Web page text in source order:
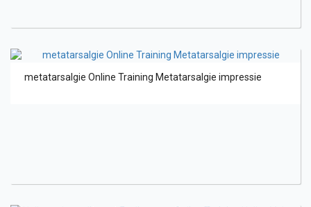
metatarsalgie Online Training Metatarsalgie impressie